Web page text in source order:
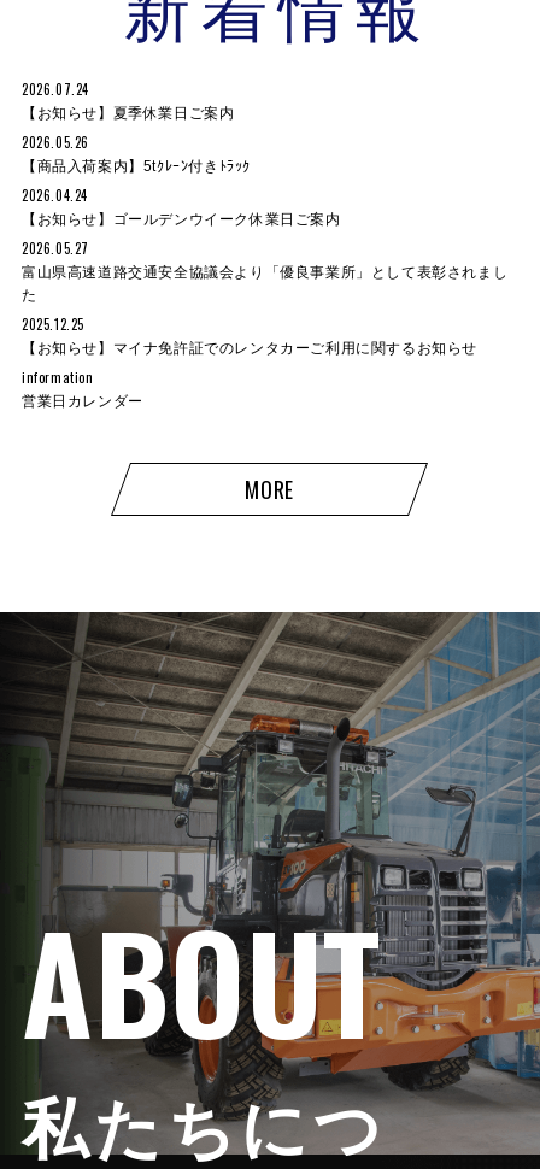
2026.07.24
【お知らせ】夏季休業日ご案内
2026.05.26
【商品入荷案内】5tｸﾚｰﾝ付きﾄﾗｯｸ
2026.04.24
【お知らせ】ゴールデンウイーク休業日ご案内
2026.05.27
富山県高速道路交通安全協議会より「優良事業所」として表彰されまし
た
2025.12.25
【お知らせ】マイナ免許証でのレンタカーご利用に関するお知らせ
information
営業日カレンダー
MORE
ABOUT
私たちにつ